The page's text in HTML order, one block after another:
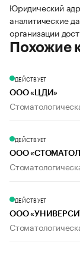
Юридический
аналитические
организации
Похожие
ДЕЙСТВУЕТ
ООО «ЦДИ»
ДЕЙСТВУЕТ
ООО
ДЕЙСТВУЕТ
ООО